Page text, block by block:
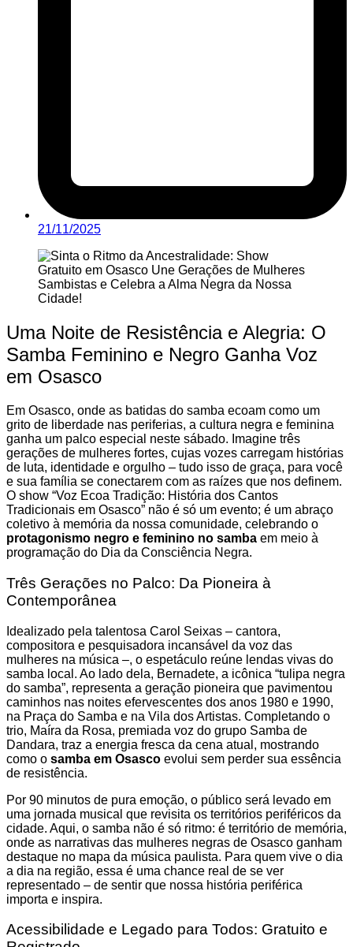
21/11/2025
Uma Noite de Resistência e Alegria: O
Samba Feminino e Negro Ganha Voz
em Osasco
Em Osasco, onde as batidas do samba ecoam como um
grito de liberdade nas periferias, a cultura negra e feminina
ganha um palco especial neste sábado. Imagine três
gerações de mulheres fortes, cujas vozes carregam histórias
de luta, identidade e orgulho – tudo isso de graça, para você
e sua família se conectarem com as raízes que nos definem.
O show “Voz Ecoa Tradição: História dos Cantos
Tradicionais em Osasco” não é só um evento; é um abraço
coletivo à memória da nossa comunidade, celebrando o
protagonismo negro e feminino no samba em meio à
programação do Dia da Consciência Negra.
Três Gerações no Palco: Da Pioneira à
Contemporânea
Idealizado pela talentosa Carol Seixas – cantora,
compositora e pesquisadora incansável da voz das
mulheres na música –, o espetáculo reúne lendas vivas do
samba local. Ao lado dela, Bernadete, a icônica “tulipa negra
do samba”, representa a geração pioneira que pavimentou
caminhos nas noites efervescentes dos anos 1980 e 1990,
na Praça do Samba e na Vila dos Artistas. Completando o
trio, Maíra da Rosa, premiada voz do grupo Samba de
Dandara, traz a energia fresca da cena atual, mostrando
como o samba em Osasco evolui sem perder sua essência
de resistência.
Por 90 minutos de pura emoção, o público será levado em
uma jornada musical que revisita os territórios periféricos da
cidade. Aqui, o samba não é só ritmo: é território de memória,
onde as narrativas das mulheres negras de Osasco ganham
destaque no mapa da música paulista. Para quem vive o dia
a dia na região, essa é uma chance real de se ver
representado – de sentir que nossa história periférica
importa e inspira.
Acessibilidade e Legado para Todos: Gratuito e